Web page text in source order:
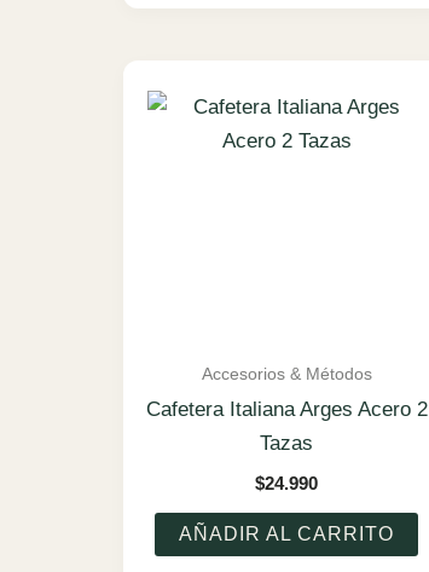
Accesorios & Métodos
Cafetera Italiana Arges Acero 2
Tazas
$24.990
AÑADIR AL CARRITO